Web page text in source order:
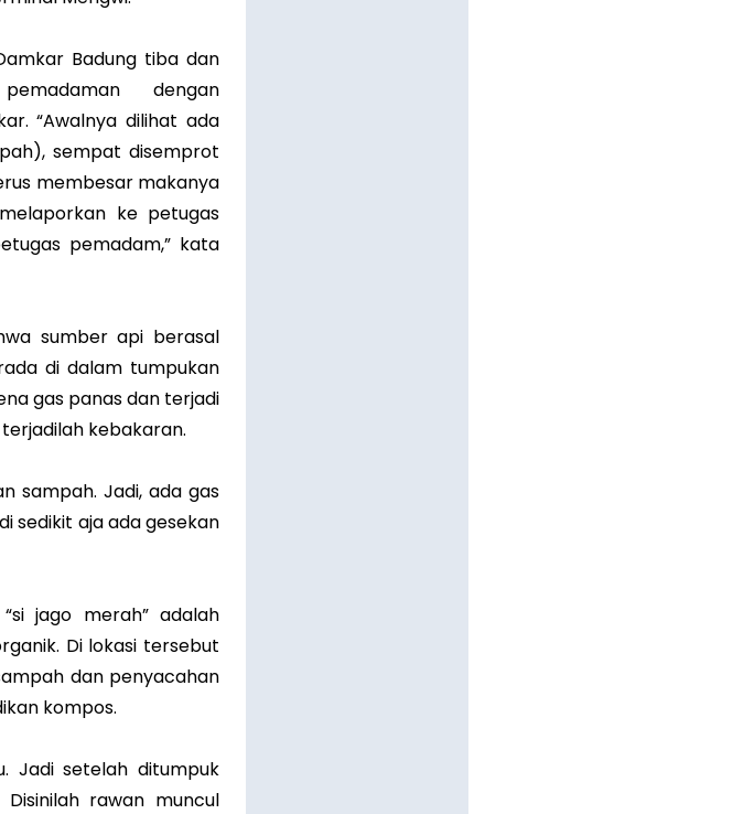
Badung tiba dan
dengan
“Awalnya dilihat ada
sempat disemprot
membesar makanya
ke petugas
pemadam,” kata
sumber api berasal
di dalam tumpukan
gas panas dan terjadi
kebakaran.
sampah. Jadi, ada gas
sedikit aja ada gesekan
jago merah” adalah
Di lokasi tersebut
dan penyacahan
kompos.
Jadi setelah ditumpuk
rawan muncul